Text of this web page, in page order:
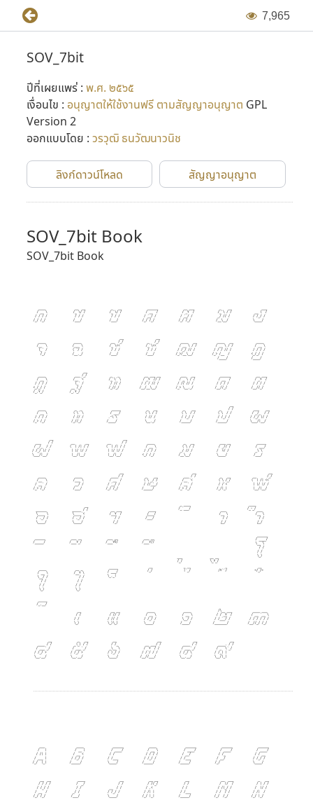
7,965
SOV_7bit
ปีที่เผยแพร่ : พ.ศ. ๒๕๖๕
เงื่อนไข : อนุญาตให้ใช้งานฟรี ตามสัญญาอนุญาต GPL
Version 2
ออกแบบโดย : วรวุฒิ ธนวัฒนาวนิช
ลิงก์ดาวน์โหลด สัญญาอนุญาต
SOV_7bit Book
SOV_7bit Book
ก ข ฃ ค ฅ ฆ
ง
จ
ฉ ช ซ ฌ ญ
ฎ
ฏ
ฐ ฑ ฒ ณ ด
ต
ถ
ท ธ น บ ป
ผ
ฝ
พ ฟ ภ ม ย
ร
ล
ว ศ ษ ส ห
ฬ
อ
ฮ ฯ ะ า
ำ
โ
ใ
ไ
เ
แ ๐ ๑ ๒
๓
๔
๕ ๖ ๗ ๘ ๙
A B C D E F
G
H
I J K L M
N